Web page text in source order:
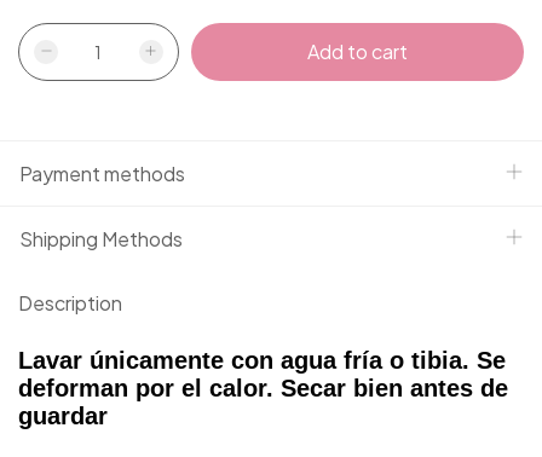
Payment methods
Shipping Methods
Description
Lavar únicamente con agua fría o tibia. Se
deforman por el calor. Secar bien antes de
guardar